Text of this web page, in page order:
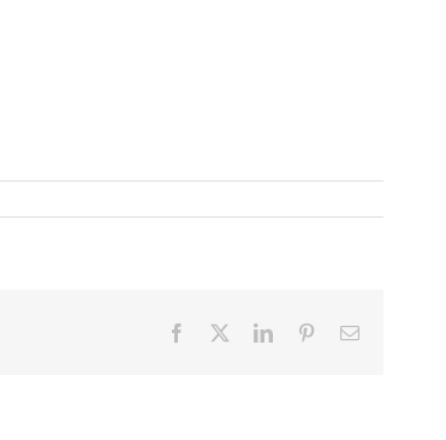
Facebook LinkedInPinterest
E-